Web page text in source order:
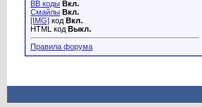
BB коды Вкл.
Смайлы Вкл.
[IMG] код Вкл.
HTML код Выкл.
Правила форума